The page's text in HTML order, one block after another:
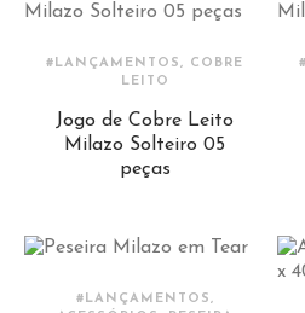
#LANÇAMENTOS, COBRE
LEITO
Jogo de Cobre Leito
Milazo Solteiro 05
peças
#LANÇAMENTOS,